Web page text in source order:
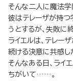
そんな二人に魔法学
彼はテレーザが持つ
うとするが、失敗に
ライエルは、テレー
続ける決意に共感し
そんなある日、ライ
ちがいて……。